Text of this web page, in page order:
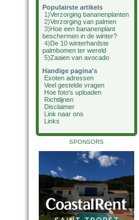
Populairste artikels
1)Verzorging bananenplanten
2)Verzorging van palmen
3)Hoe een bananenplant
beschermen in de winter?
4)De 10 winterhardste
palmbomen ter wereld
5)Zaaien van avocado
Handige pagina's
Exoten adressen
Veel gestelde vragen
Hoe foto's uploaden
Richtlijnen
Disclaimer
Link naar ons
Links
SPONSORS